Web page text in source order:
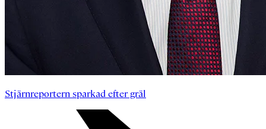
Stjärnreportern sparkad efter gräl